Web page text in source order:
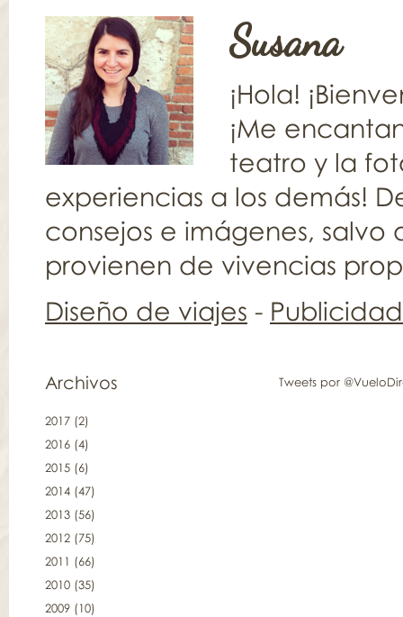
Susana
¡Hola!
¡Me
teatro y la
experiencias a los demás!
consejos e imágenes,
provienen de vivencias
Diseño de viajes -
Archivos
2017 (2)
2016 (4)
2015 (6)
2014 (47)
2013 (56)
2012 (75)
2011 (66)
2010 (35)
2009 (10)
Tweets por